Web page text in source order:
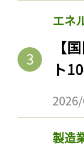
エネ
【
ト
製造